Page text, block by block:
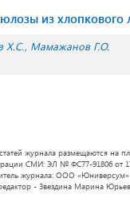
из хлопкового
Х.С. Мамажанов Г.О.
журнала размещаются на
СМИ: ЭЛ № ФС77-91806 от
журнала: ООО «Юниверсум»
- Звездина Марина